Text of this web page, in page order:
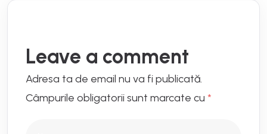
Leave a comment
Adresa ta de email nu va fi publicată.
Câmpurile obligatorii sunt marcate cu *